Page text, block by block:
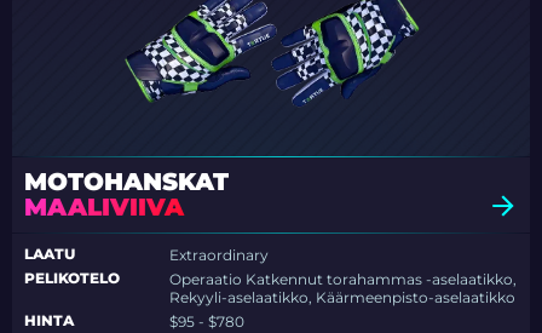
MOTOHANSKAT
MAALIVIIVA
LAATU
Extraordinary
PELIKOTELO
Operaatio Katkennut torahammas -aselaatikko,
Rekyyli-aselaatikko, Käärmeenpisto-aselaatikko
HINTA
$95 - $780